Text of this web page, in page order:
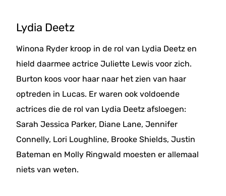
Lydia Deetz
Winona Ryder kroop in de rol van Lydia Deetz en
hield daarmee actrice Juliette Lewis voor zich.
Burton koos voor haar naar het zien van haar
optreden in Lucas. Er waren ook voldoende
actrices die de rol van Lydia Deetz afsloegen:
Sarah Jessica Parker, Diane Lane, Jennifer
Connelly, Lori Loughline, Brooke Shields, Justin
Bateman en Molly Ringwald moesten er allemaal
niets van weten.